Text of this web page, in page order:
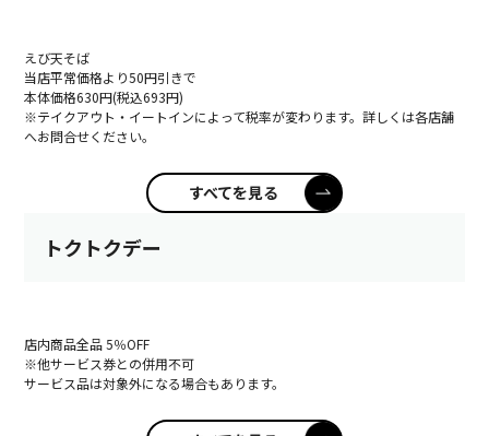
えび天そば
当店平常価格より50円引きで
本体価格630円(税込693円)
※テイクアウト・イートインによって税率が変わります。詳しくは各店舗
へお問合せください。
すべてを見る
トクトクデー
店内商品全品 5％OFF
※他サービス券との併用不可
サービス品は対象外になる場合もあります。